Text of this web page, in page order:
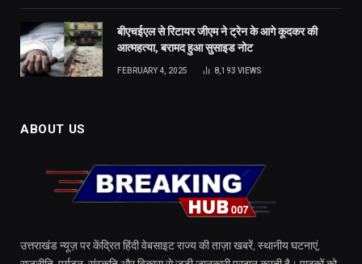
बीएचईएल से रिटायर जीएम ने ट्रेन के आगे कूदकर की
आत्महत्या, बरामद हुआ सुसाइड नोट
FEBRUARY 4, 2025 8,193 VIEWS
ABOUT US
उत्तराखंड न्यूज़ पर केंद्रित हिंदी वेबसाइट राज्य की ताज़ा खबरें, स्थानीय घटनाएं,